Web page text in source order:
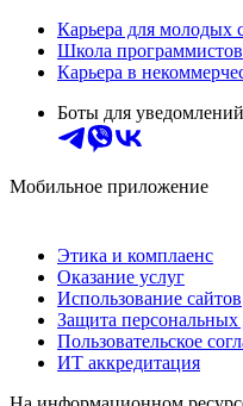
Карьера для молодых
Школа программистов
Карьера в
Боты для уведомлений
Мобильное приложение
Этика и комплаенс
Оказание услуг
Использование сайтов
Защита
Пользовательское
ИТ аккредитация